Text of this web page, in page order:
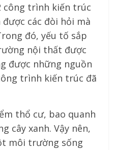
công trình kiến trúc
các đòi hỏi mà
đó, yếu tố sắp
nội thất được
được những nguồn
trình kiến trúc đã
thổ cư, bao quanh
cây xanh. Vậy nên,
môi trường sống